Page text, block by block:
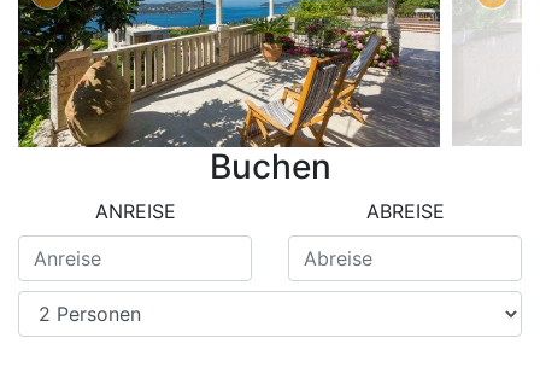
Buchen
ANREISE ABREISE